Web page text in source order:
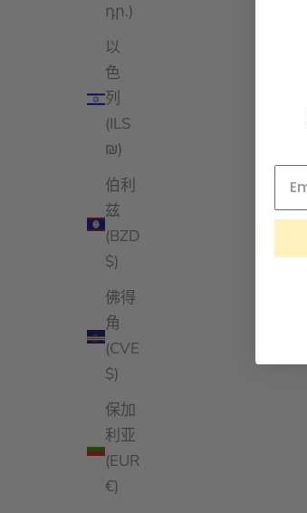
դր.)
以
色
列
(ILS
₪)
伯利
兹
(BZD
$)
佛得
角
(CVE
$)
保加
利亚
(EUR
€)